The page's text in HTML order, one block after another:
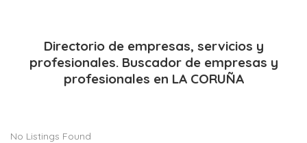
Directorio de empresas, servicios y
profesionales. Buscador de empresas y
profesionales en LA CORUÑA
No Listings Found